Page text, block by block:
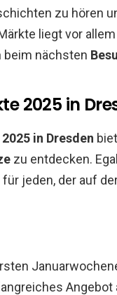
zu hören
liegt vor
beim nächsten
2025 in
in Dresden
zu entdecken.
jeden, der auf
Angebot